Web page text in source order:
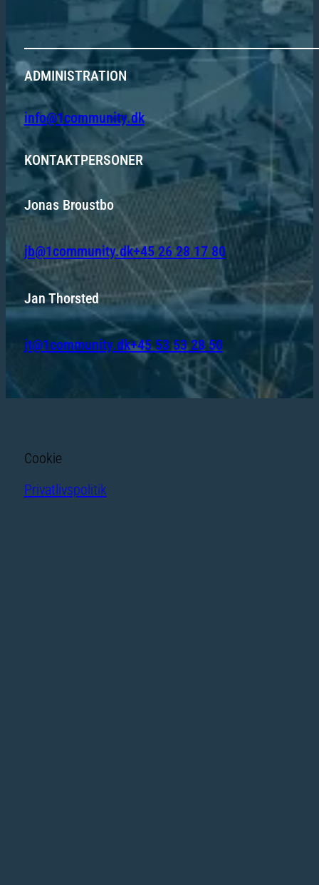
ADMINISTRATION
info@1community.dk
KONTAKTPERSONER
Jonas Broustbo
jb@1community.dk+45 26 28 17 80
Jan Thorsted
jt@1community.dk+45 53 53 28 50
Cookie
Privatlivspolitik